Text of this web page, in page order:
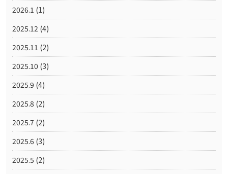
2026.1 (1)
2025.12 (4)
2025.11 (2)
2025.10 (3)
2025.9 (4)
2025.8 (2)
2025.7 (2)
2025.6 (3)
2025.5 (2)